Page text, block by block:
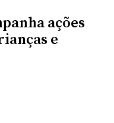
ações
e